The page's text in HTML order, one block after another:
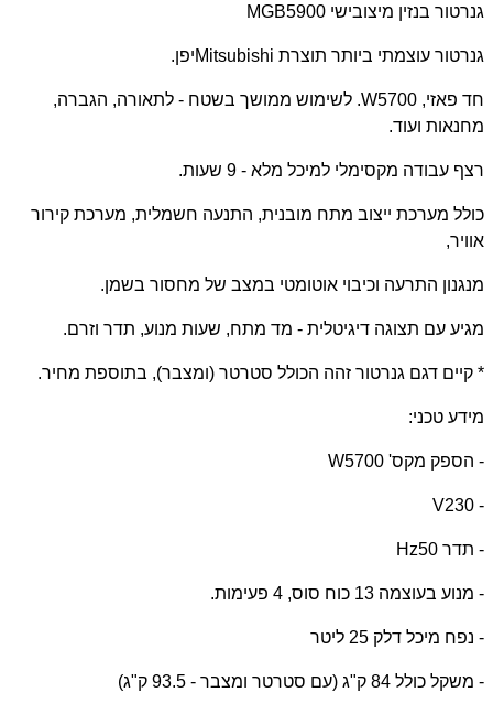
גנרטור בנזין מיצובישי MGB5900
גנרטור עוצמתי ביותר תוצרת Mitsubishiיפן.
חד פאזי, 5700 W. לשימוש ממושך בשטח - לתאורה, הגברה,
מחנאות ועוד.
רצף עבודה מקסימלי למיכל מלא - 9 שעות.
כולל מערכת ייצוב מתח מובנית, התנעה חשמלית, מערכת קירור
אוויר,
מנגנון התרעה וכיבוי אוטומטי במצב של מחסור בשמן.
מגיע עם תצוגה דיגיטלית - מד מתח, שעות מנוע, תדר וזרם.
* קיים דגם גנרטור זהה הכולל סטרטר (ומצבר), בתוספת מחיר.
מידע טכני:
- הספק מקס' 5700 W
- 230
V
- תדר 50 Hz
- מנוע בעוצמה 13 כוח סוס, 4 פעימות.
- נפח מיכל דלק 25 ליטר
- משקל כולל 84 ק"ג (עם סטרטר ומצבר - 93.5 ק"ג)